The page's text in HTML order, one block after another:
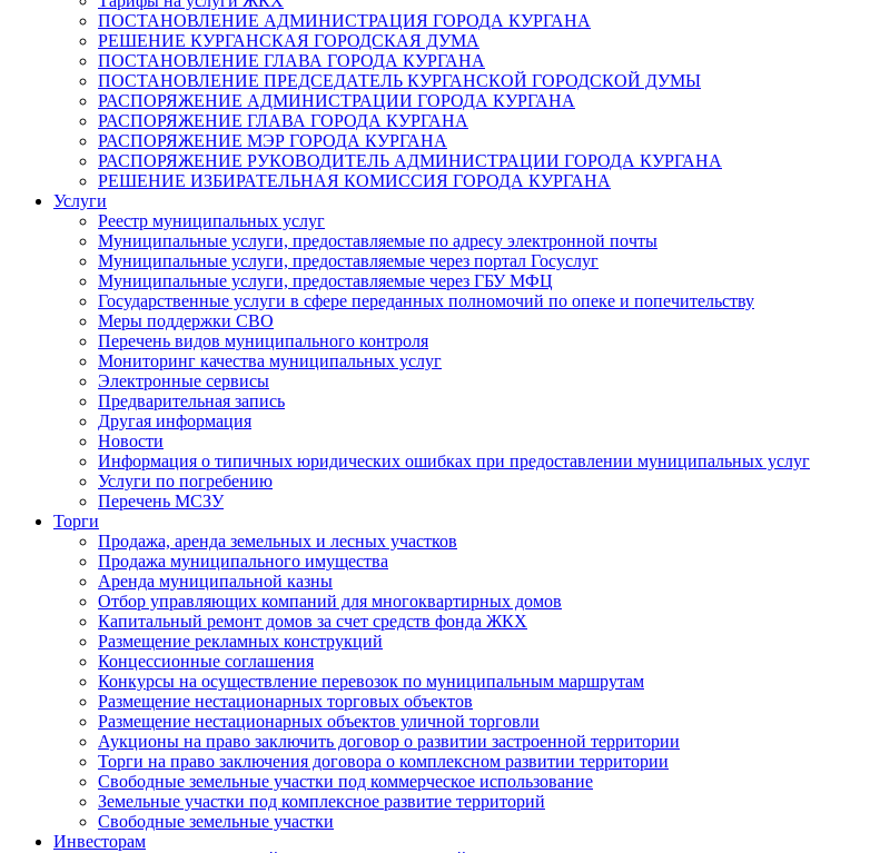
ПОСТАНОВЛЕНИЕ АДМИНИСТРАЦИЯ ГОРОДА КУРГАНА
РЕШЕНИЕ КУРГАНСКАЯ ГОРОДСКАЯ ДУМА
ПОСТАНОВЛЕНИЕ ГЛАВА ГОРОДА КУРГАНА
ПОСТАНОВЛЕНИЕ ПРЕДСЕДАТЕЛЬ КУРГАНСКОЙ ГОРОДСКОЙ ДУМЫ
РАСПОРЯЖЕНИЕ АДМИНИСТРАЦИИ ГОРОДА КУРГАНА
РАСПОРЯЖЕНИЕ ГЛАВА ГОРОДА КУРГАНА
РАСПОРЯЖЕНИЕ МЭР ГОРОДА КУРГАНА
РАСПОРЯЖЕНИЕ РУКОВОДИТЕЛЬ АДМИНИСТРАЦИИ ГОРОДА КУРГАНА
РЕШЕНИЕ ИЗБИРАТЕЛЬНАЯ КОМИССИЯ ГОРОДА КУРГАНА
Услуги
Реестр муниципальных услуг
Муниципальные услуги, предоставляемые по адресу электронной почты
Муниципальные услуги, предоставляемые через портал Госуслуг
Муниципальные услуги, предоставляемые через ГБУ МФЦ
Государственные услуги в сфере переданных полномочий по опеке и попечительству
Меры поддержки СВО
Перечень видов муниципального контроля
Мониторинг качества муниципальных услуг
Электронные сервисы
Предварительная запись
Другая информация
Новости
Информация о типичных юридических ошибках при предоставлении муниципальных услуг
Услуги по погребению
Перечень МСЗУ
Торги
Продажа, аренда земельных и лесных участков
Продажа муниципального имущества
Аренда муниципальной казны
Отбор управляющих компаний для многоквартирных домов
Капитальный ремонт домов за счет средств фонда ЖКХ
Размещение рекламных конструкций
Концессионные соглашения
Конкурсы на осуществление перевозок по муниципальным маршрутам
Размещение нестационарных торговых объектов
Размещение нестационарных объектов уличной торговли
Аукционы на право заключить договор о развитии застроенной территории
Торги на право заключения договора о комплексном развитии территории
Свободные земельные участки под коммерческое использование
Земельные участки под комплексное развитие территорий
Свободные земельные участки
Инвесторам